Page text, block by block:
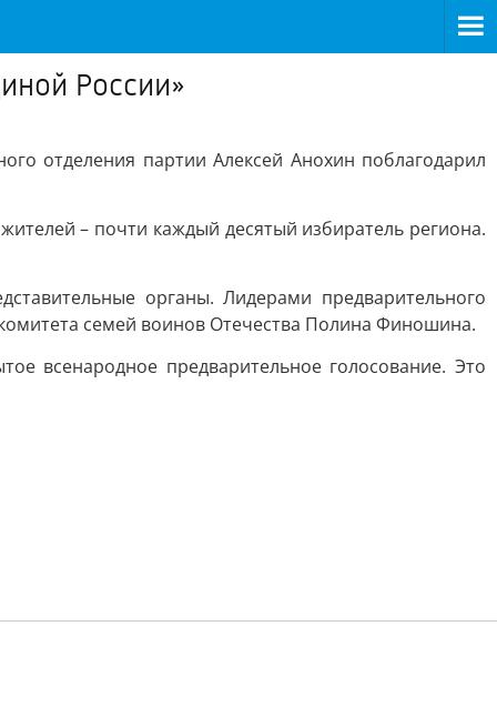
России»
отделения партии Алексей Анохин поблагодарил
– почти каждый десятый избиратель региона.
органы. Лидерами предварительного
семей воинов Отечества Полина Финошина.
всенародное предварительное голосование. Это